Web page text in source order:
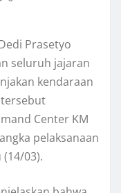
Prasetyo
seluruh jajaran
kendaraan
Center KM
pelaksanaan
03).